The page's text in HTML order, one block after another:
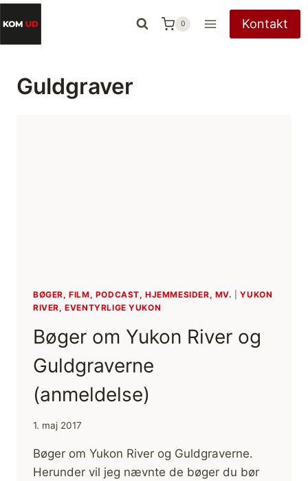
Fortsæt
til
indhold
0 Kontakt
Guldgraver
BØGER, FILM, PODCAST, HJEMMESIDER, MV. |YUKON
RIVER, EVENTYRLIGE YUKON
Bøger om Yukon River og
Guldgraverne
(anmeldelse)
1. maj 2017
Bøger om Yukon River og Guldgraverne.
Herunder vil jeg nævnte de bøger du bør